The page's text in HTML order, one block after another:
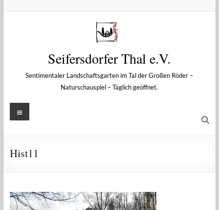
Seifersdorfer Thal e.V.
Sentimentaler Landschaftsgarten im Tal der Großen Röder –
Naturschauspiel – Täglich geöffnet.
Menü
Hist11